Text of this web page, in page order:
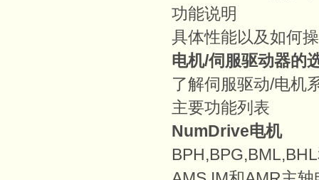
功能说明
具体性能以及如何
电机/伺服驱动器的
了解伺服驱动/电机
主要功能列表
NumDrive电机